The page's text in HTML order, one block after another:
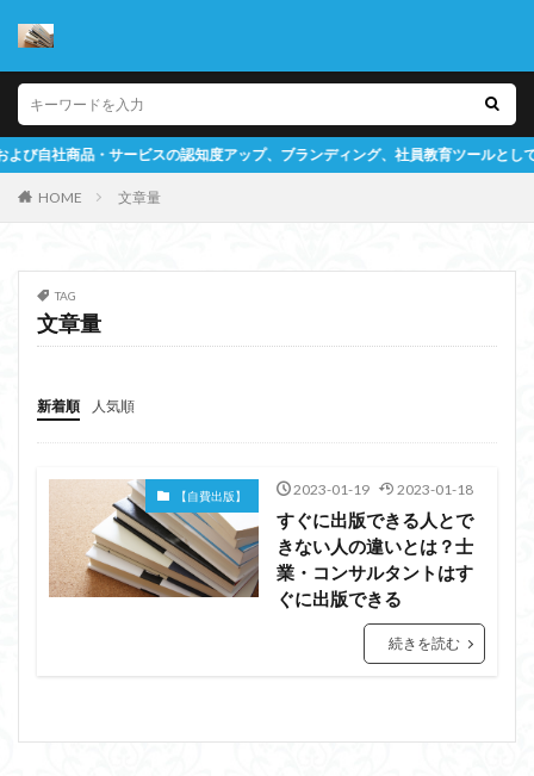
の認知度アップ、ブランディング、社員教育ツールとしての書籍作成をサポー
HOME 文章量
TAG
文章量
新着順 人気順
【自費出版】 2023-01-19 2023-01-18
すぐに出版できる人とで
きない人の違いとは？士
業・コンサルタントはす
ぐに出版できる
続きを読む